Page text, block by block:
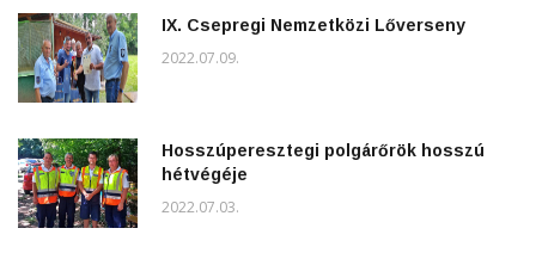
IX. Csepregi Nemzetközi Lőverseny
2022.07.09.
Hosszúperesztegi polgárőrök hosszú
hétvégéje
2022.07.03.